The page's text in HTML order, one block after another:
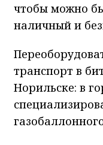
чтобы можно
наличный и
транспорт в
Норильске: в